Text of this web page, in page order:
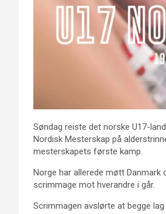
Søndag reiste det norske U17-
Nordisk Mesterskap på
mesterskapets første kamp.
Norge har allerede møtt
scrimmage mot hverandre i går.
Scrimmagen avslørte at begge